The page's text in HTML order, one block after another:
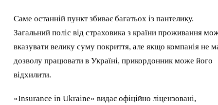
Саме останній пункт збиває багатьох із пантелику.
Загальний поліс від страховика з країни проживання
вказувати велику суму покриття, але якщо компанія не
дозволу працювати в Україні, прикордонник може його
відхилити.
«Insurance in Ukraine» видає офіційно ліцензовані,